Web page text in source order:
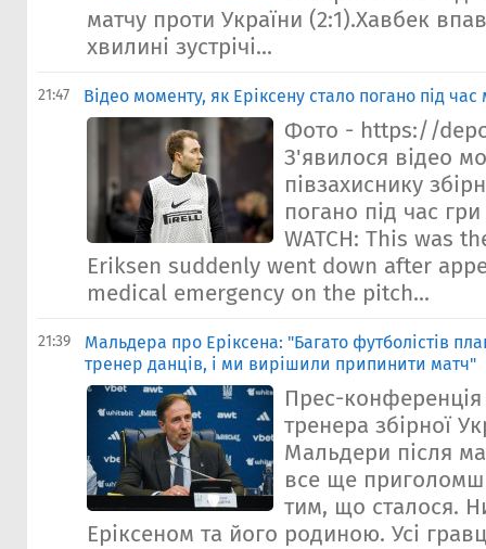
матчу проти України (2:1).Хавбек
хвилині зустрічі...
21:47 Відео моменту, як Еріксену стало погано під
Фото - https://
З'явилося відео
півзахиснику
погано під час
WATCH: This was
Eriksen suddenly went down after
medical emergency on the pitch...
21:39
Мальдера про Еріксена: "Багато футболістів
тренер данців, і ми вирішили припинити матч"
Прес-
тренера збірної
Мальдери після
все ще
тим, що сталося.
Еріксеном та його родиною. Усі